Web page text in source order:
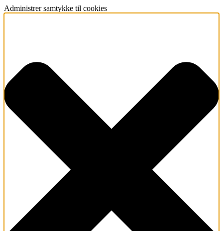
Administrer samtykke til cookies